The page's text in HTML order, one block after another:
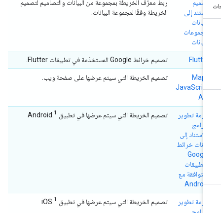
تصميم
مستند إلى
لمجموعات
ربط معرّف الخريطة بمجموعة من البيانات والتصاميم لتصميم
الخريطة وفقًا لمجموعة البيانات.
Flutter تصميم خرائط Google المستخدَمة في تطبيقات Flutter.
JavaScript
تصميم الخريطة التي سيتم عرضها على صفحة ويب.
حزمة تطوير
بالاستناد إلى
بيانات خرائط
Google
للتطبيقات
المتوافقة مع
Android
تصميم الخريطة التي سيتم عرضها في تطبيق Android.1
حزمة تطوير
تصميم الخريطة التي سيتم عرضها في تطبيق iOS.1